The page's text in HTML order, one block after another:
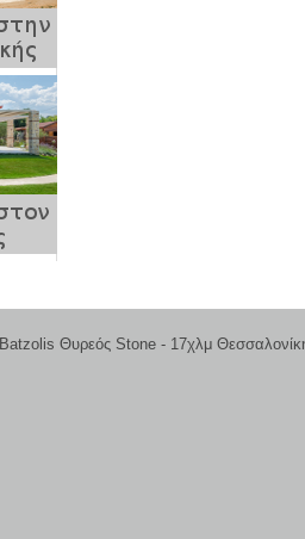
Batzolis Θυρεός Stone - 17χλμ